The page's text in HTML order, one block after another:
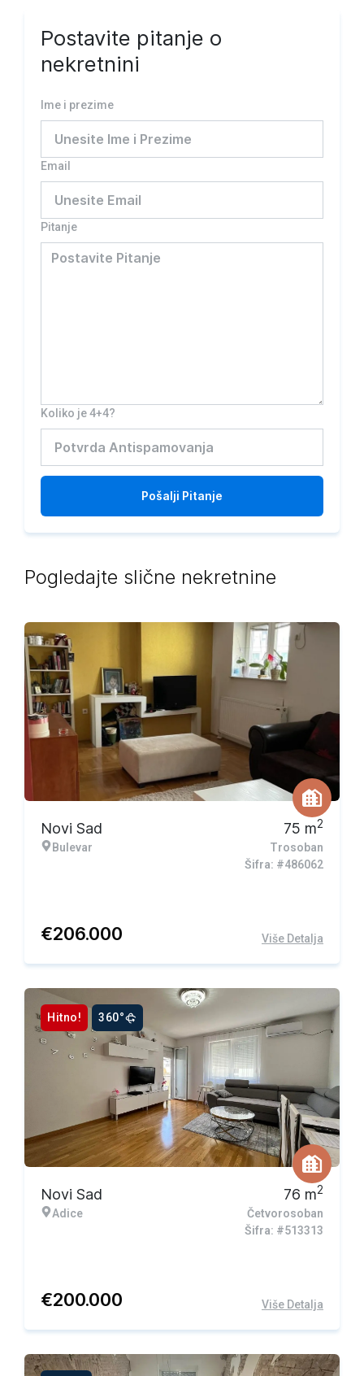
Postavite pitanje o
nekretnini
Ime i prezime
Email
Pitanje
Koliko je 4+4?
Pošalji Pitanje
Pogledajte slične nekretnine
Novi Sad
Bulevar
75 m2
Trosoban
Šifra: #486062
€206.000 Više Detalja
Hitno! 360°
Novi Sad
Adice
76 m2
Četvorosoban
Šifra: #513313
€200.000 Više Detalja